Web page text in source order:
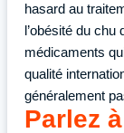
hasard au
l’obésité du chu
médicaments
qualité
généralement
Parlez